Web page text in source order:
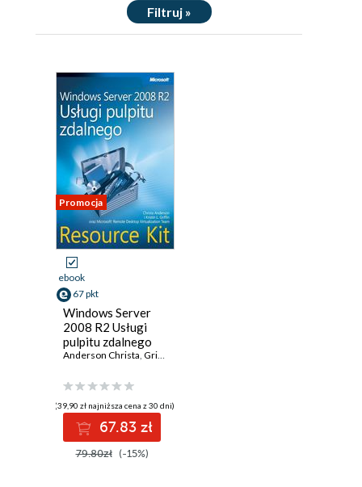
Filtruj »
Promocja
ebook
67 pkt
Windows Server
2008 R2 Usługi
pulpitu zdalnego
Resource Kit
Anderson Christa, Griffin Kristin
(39,90 zł najniższa cena z 30 dni)
67.83 zł
79.80zł (-15%)